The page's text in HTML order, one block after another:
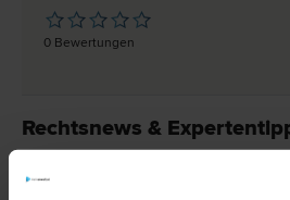
0 Bewertungen
Rechtsnews &
"Konsumentenschutz"